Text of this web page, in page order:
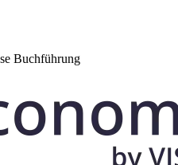
Buchführung